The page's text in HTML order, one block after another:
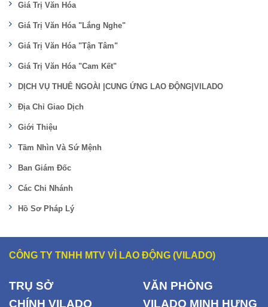
Giá Trị Văn Hóa
Giá Trị Văn Hóa "Lắng Nghe"
Giá Trị Văn Hóa "Tận Tâm"
Giá Trị Văn Hóa "Cam Kết"
DỊCH VỤ THUÊ NGOÀI |CUNG ỨNG LAO ĐỘNG|VILADO
Địa Chỉ Giao Dịch
Giới Thiệu
Tầm Nhìn Và Sứ Mệnh
Ban Giám Đốc
Các Chi Nhánh
Hồ Sơ Pháp Lý
CÔNG TY TNHH MTV VÌ LAO ĐỘNG (VILADO)
TRỤ SỞ
CHÍNH VILADO
VĂN PHÒNG
VILADO MINH HƯNG